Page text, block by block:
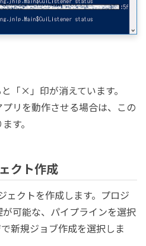
「×」印が消えています。
リを動作させる場合は、この
す。
クト作成
ェクトを作成します。プロジ
可能な、パイプラインを選択
新規ジョブ作成を選択しま